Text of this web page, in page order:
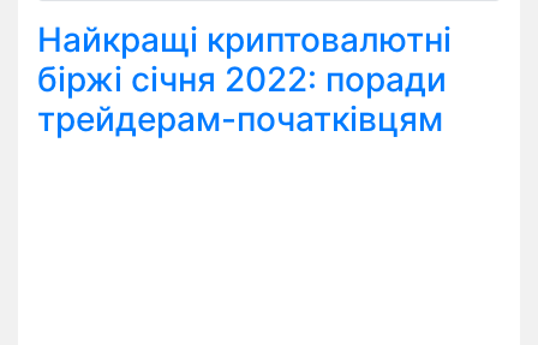
Найкращі криптовалютні
біржі січня 2022: поради
трейдерам-початківцям